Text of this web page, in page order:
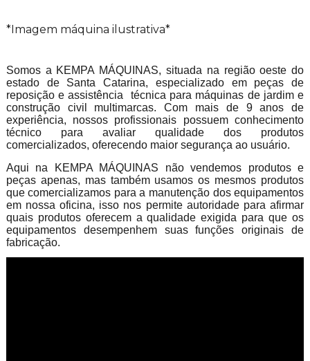
*Imagem máquina ilustrativa*
Somos a KEMPA MÁQUINAS, situada na região oeste do
estado de Santa Catarina, especializado em peças de
reposição e assistência técnica para máquinas de jardim e
construção civil multimarcas. Com mais de 9 anos de
experiência, nossos profissionais possuem conhecimento
técnico para avaliar qualidade dos produtos
comercializados, oferecendo maior segurança ao usuário.
Aqui na KEMPA MÁQUINAS não vendemos produtos e
peças apenas, mas também usamos os mesmos produtos
que comercializamos para a manutenção dos equipamentos
em nossa oficina, isso nos permite autoridade para afirmar
quais produtos oferecem a qualidade exigida para que os
equipamentos desempenhem suas funções originais de
fabricação.